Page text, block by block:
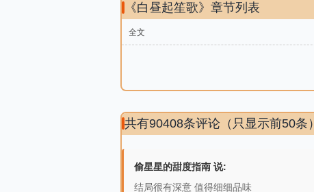
《白昼起笙歌》章节列表
全文
共有90408条评论（只显示前50条）
偷星星的甜度指南 说:
结局很有深意 值得细细品味